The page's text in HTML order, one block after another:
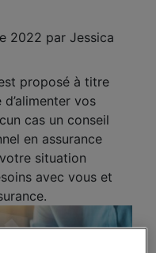
2022 par Jessica
proposé à titre
vos
cas un conseil
en assurance
situation
avec vous et